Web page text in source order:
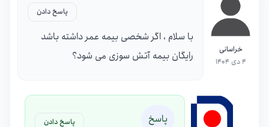
خراسانی
4 دی 1404
پاسخ دادن
با سلام ، اگر شخصی بیمه عمر داشته باشد
رایگان بیمه آتش سوزی می شود؟
پاسخ پاسخ دادن